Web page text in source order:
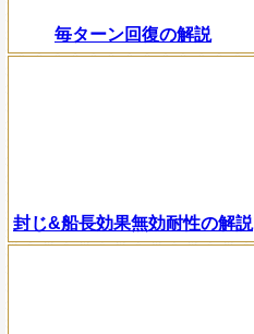
毎ターン回復の解説
封じ&船長効果無効耐性の解説